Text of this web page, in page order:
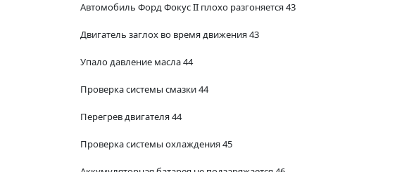
Автомобиль Форд Фокус II плохо разгоняется 43
Двигатель заглох во время движения 43
Упало давление масла 44
Проверка системы смазки 44
Перегрев двигателя 44
Проверка системы охлаждения 45